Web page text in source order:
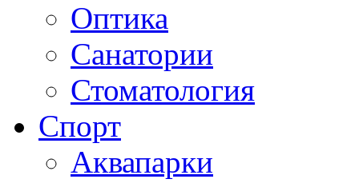
Оптика
Санатории
Стоматология
Спорт
Аквапарки